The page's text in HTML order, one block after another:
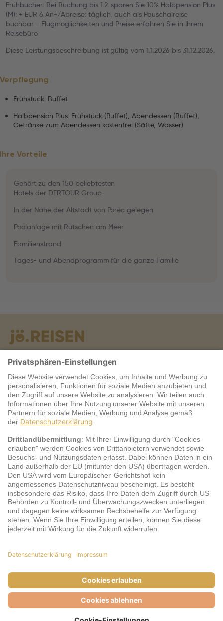
Frühbucher: Bei Buchung bis 1.2. sparen Sie 10% Halbpension Plus
(M): + EUR 6 An-/Abreise: täglich, auch als Pauschalreise
buchbar - Flugmöglichkeiten und Preise erfahren Sie in Ihrem
Reisebüro
Diese Leistungsbeschreibung ist gültig vom 1.1.2026 bis 31.12.2026.
Verpflegung
Frühstück: Buffet
Halbpension Plus: Frühstück (Buffet), Abendessen (Buffet),
Getränke zum Abendessen kostenfrei (Säfte, Wasser)
Ihre Vorteile
Gehört zu den 150 beliebtesten
Hotels der DERTOUR Group
In der Nähe der Altstadt von Porec gelegen
Poolanlage mit Rutschen am Meer
Familienstrand
Tages- und Abendprogramm für die ganze Familie
Warum jö?
Service
jö Bonus Club Partner
Zahlungsarten & Sicherheit
AGB
Datenschutz